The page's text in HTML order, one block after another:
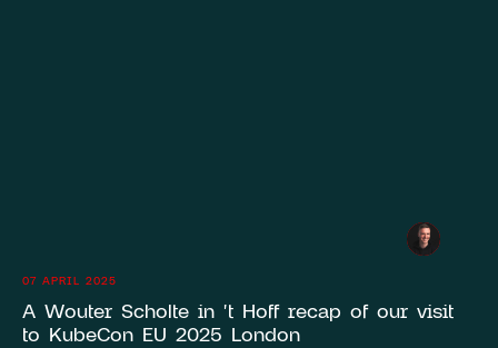
07 APRIL 2025
A Wouter Scholte in 't Hoff recap of our visit
to KubeCon EU 2025 London